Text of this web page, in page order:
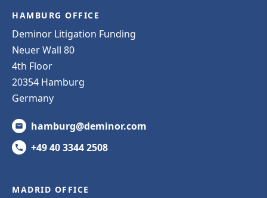
HAMBURG OFFICE
Deminor Litigation Funding
Neuer Wall 80
4th Floor
20354 Hamburg
Germany
hamburg@deminor.com
+49 40 3344 2508
MADRID OFFICE